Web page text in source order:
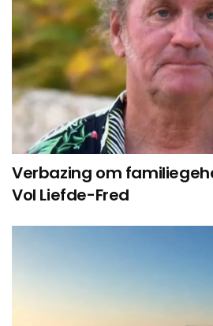
Verbazing om
Vol Liefde-Fred